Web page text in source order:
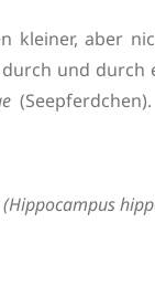
kleiner, aber
und durch